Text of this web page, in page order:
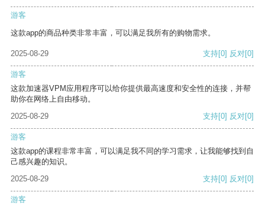
游客
这款app的商品种类非常丰富，可以满足我所有的购物需求。
2025-08-29 支持[0] 反对[0]
游客
这款加速器VPM应用程序可以给你提供最高速度和安全性的连接，并帮
助你在网络上自由移动。
2025-08-29
支持[0] 反对[0]
游客
这款app的课程非常丰富，可以满足我不同的学习需求，让我能够找到自
己感兴趣的知识。
2025-08-29
支持[0] 反对[0]
游客